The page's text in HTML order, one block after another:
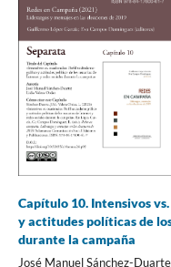
Capítulo 10. Intensivos
y actitudes políticas de
durante la campaña
José Manuel Sánchez-